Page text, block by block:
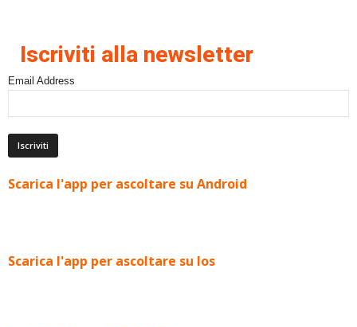
Iscriviti alla newsletter
Email Address
Scarica l'app per ascoltare su Android
Scarica l'app per ascoltare su Ios